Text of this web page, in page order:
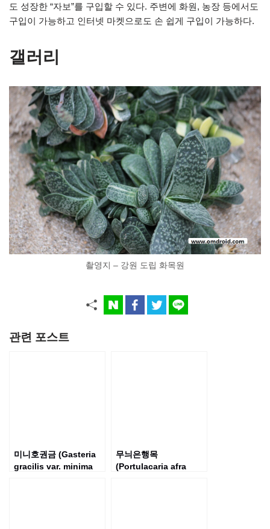
도 성장한 “자보”를 구입할 수 있다. 주변에 화원, 농장 등에서도
구입이 가능하고 인터넷 마켓으로도 손 쉽게 구입이 가능하다.
갤러리
촬영지 – 강원 도립 화목원
관련 포스트
미니호권금 (Gasteria
gracilis var. minima
무늬은행목
(Portulacaria afra